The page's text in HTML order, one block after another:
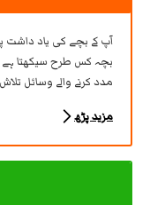
آپ کے بچے کی یاد داشت
بچہ کس طرح سیکھتا ہے
مدد کرنے والے وسائل
مزید پڑھ